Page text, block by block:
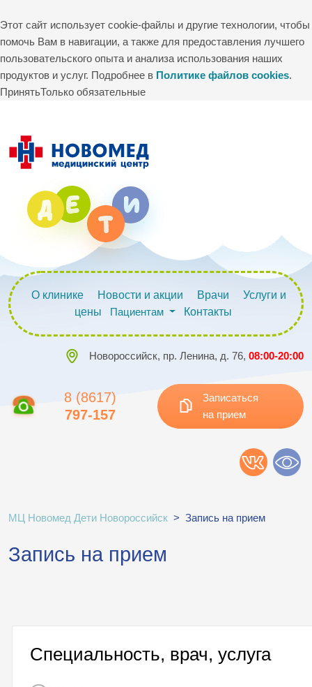
Этот сайт использует cookie-файлы и другие технологии, чтобы
помочь Вам в навигации, а также для предоставления лучшего
пользовательского опыта и анализа использования наших
продуктов и услуг. Подробнее в Политике файлов cookies.
ПринятьТолько обязательные
О клинике Новости и акции Врачи
Услуги и
цены
Пациентам Контакты
Новороссийск, пр. Ленина, д. 76, 08:00-20:00
8 (8617)
797-157
Записаться
на прием
МЦ Новомед Дети Новороссийск > Запись на прием
Запись на прием
Специальность, врач, услуга